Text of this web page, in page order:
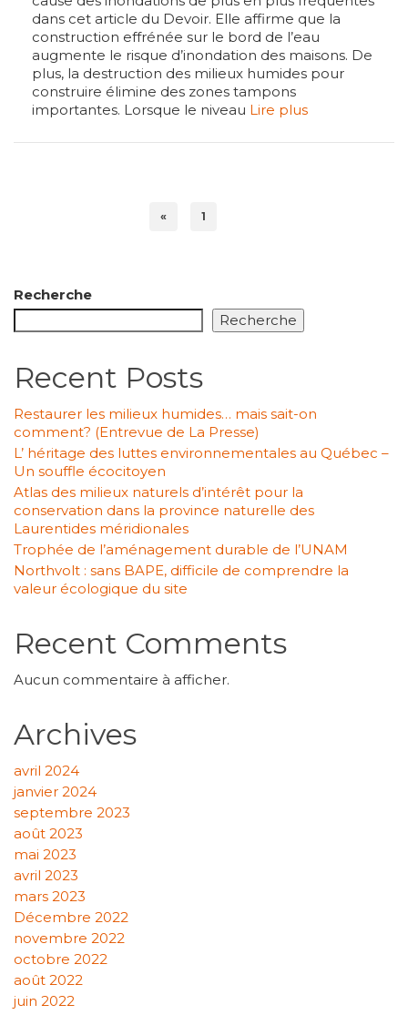
dans cet article du Devoir. Elle affirme que la
construction effrénée sur le bord de l’eau
augmente le risque d’inondation des maisons. De
plus, la destruction des milieux humides pour
construire élimine des zones tampons
importantes. Lorsque le niveau Lire plus
« 1
Recherche
Recherche
Recent Posts
Restaurer les milieux humides… mais sait-on
comment? (Entrevue de La Presse)
L’ héritage des luttes environnementales au Québec –
Un souffle écocitoyen
Atlas des milieux naturels d’intérêt pour la
conservation dans la province naturelle des
Laurentides méridionales
Trophée de l’aménagement durable de l’UNAM
Northvolt : sans BAPE, difficile de comprendre la
valeur écologique du site
Recent Comments
Aucun commentaire à afficher.
Archives
avril 2024
janvier 2024
septembre 2023
août 2023
mai 2023
avril 2023
mars 2023
Décembre 2022
novembre 2022
octobre 2022
août 2022
juin 2022